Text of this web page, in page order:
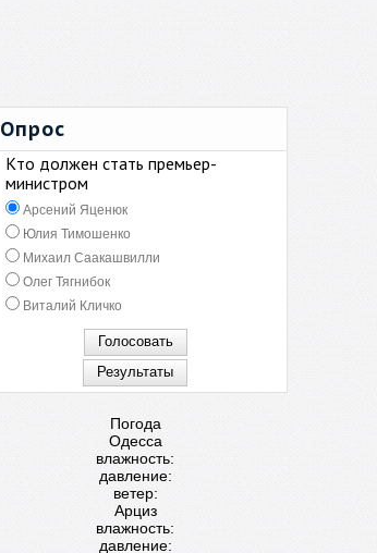
Опрос
Кто должен стать премьер-
министром
Арсений Яценюк
Юлия Тимошенко
Михаил Саакашвилли
Олег Тягнибок
Виталий Кличко
Погода
Одесса
влажность:
давление:
ветер:
Арциз
влажность:
давление: